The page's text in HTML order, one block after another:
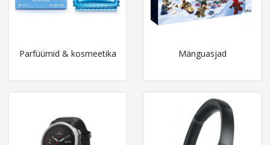
Parfüümid & kosmeetika Mänguasjad